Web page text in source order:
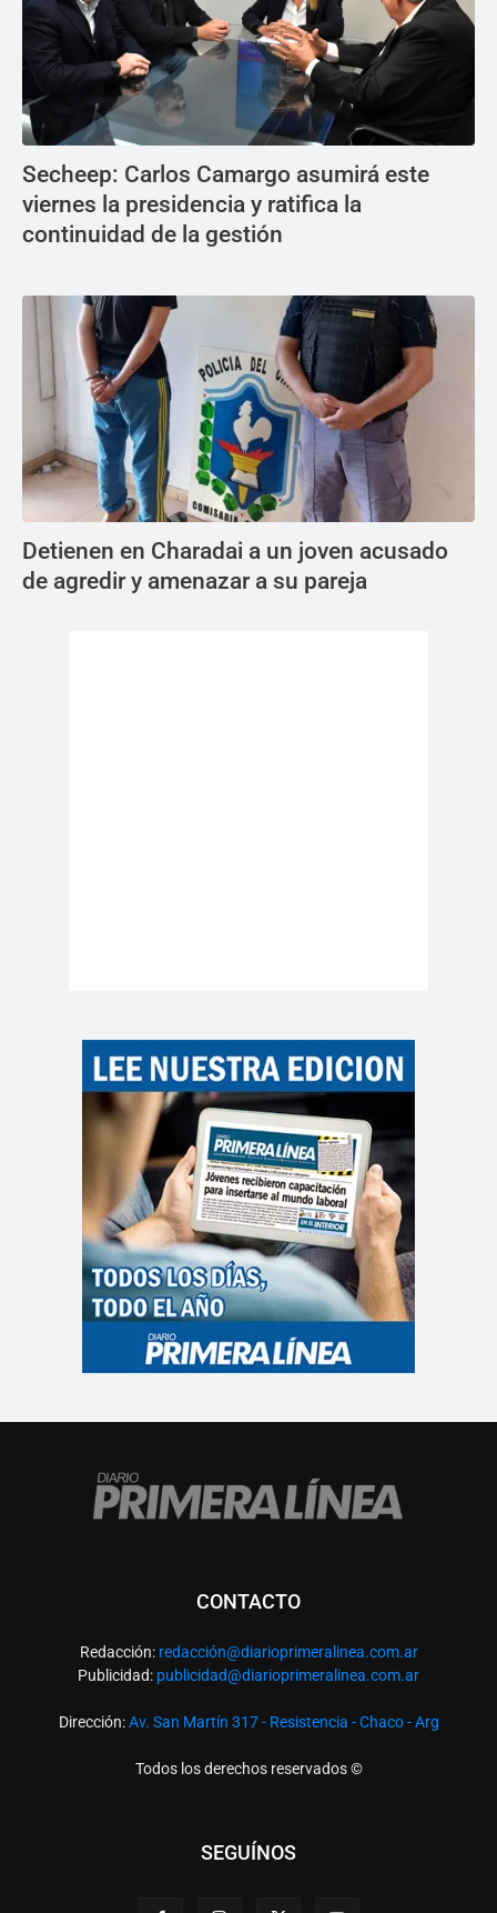
Secheep: Carlos Camargo asumirá este
viernes la presidencia y ratifica la
continuidad de la gestión
Detienen en Charadai a un joven acusado
de agredir y amenazar a su pareja
CONTACTO
Redacción: redacción@diarioprimeralinea.com.ar
Publicidad: publicidad@diarioprimeralinea.com.ar
Dirección:Av. San Martín 317 - Resistencia - Chaco - Arg
Todos los derechos reservados ©
SEGUÍNOS